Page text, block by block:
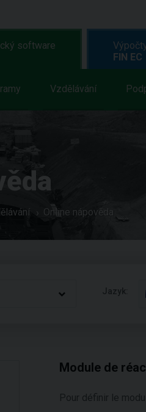
software
Vzdělávání
FIN EC
Online nápověda
Jazyk:
Module de
Pour définir le